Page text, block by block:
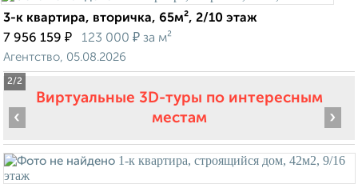
2/2
3-к квартира, вторичка, 65м², 2/10 этаж
7 956 159 ₽ 123 000 ₽ за м²
Агентство, 05.08.2026
Виртуальные 3D-туры по интересным
местам
‹ ›